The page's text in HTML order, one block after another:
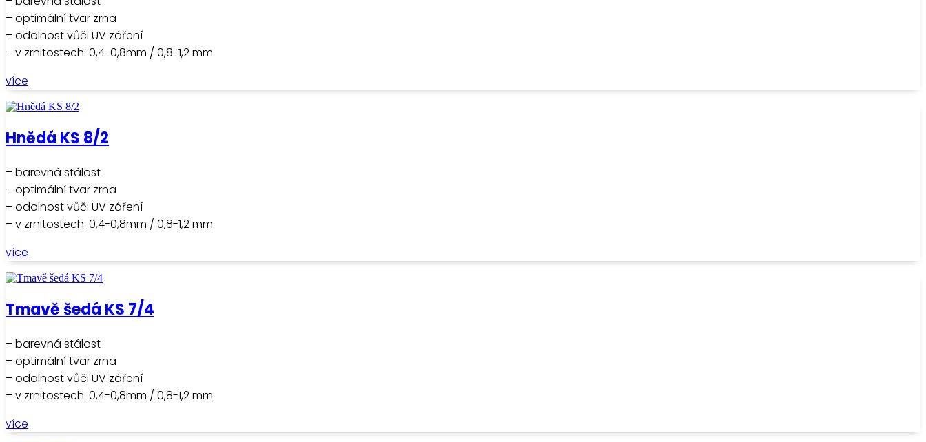
– optimální tvar zrna
– odolnost vůči UV záření
– v zrnitostech: 0,4-0,8mm / 0,8-1,2 mm
více
Hnědá KS 8/2
– barevná stálost
– optimální tvar zrna
– odolnost vůči UV záření
– v zrnitostech: 0,4-0,8mm / 0,8-1,2 mm
více
Tmavě šedá KS 7/4
– barevná stálost
– optimální tvar zrna
– odolnost vůči UV záření
– v zrnitostech: 0,4-0,8mm / 0,8-1,2 mm
více